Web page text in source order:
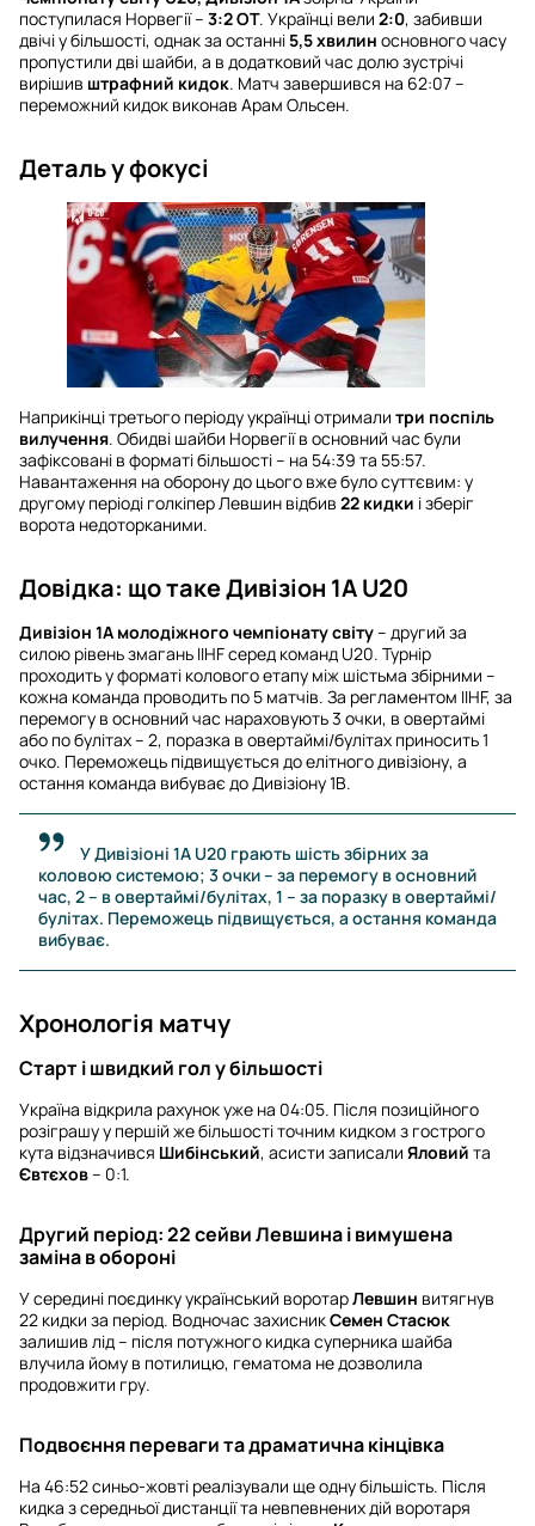
поступилася Норвегії – 3:2 ОТ. Українці вели 2:0, забивши
двічі у більшості, однак за останні 5,5 хвилин основного часу
пропустили дві шайби, а в додатковий час долю зустрічі
вирішив штрафний кидок. Матч завершився на 62:07 –
переможний кидок виконав Арам Ольсен.
Деталь у фокусі
Наприкінці третього періоду українці отримали три поспіль
вилучення. Обидві шайби Норвегії в основний час були
зафіксовані в форматі більшості – на 54:39 та 55:57.
Навантаження на оборону до цього вже було суттєвим: у
другому періоді голкіпер Левшин відбив 22 кидки і зберіг
ворота недоторканими.
Довідка: що таке Дивізіон 1А U20
Дивізіон 1А молодіжного чемпіонату світу– другий за
силою рівень змагань IIHF серед команд U20. Турнір
проходить у форматі колового етапу між шістьма збірними –
кожна команда проводить по 5 матчів. За регламентом IIHF, за
перемогу в основний час нараховують 3 очки, в овертаймі
або по булітах – 2, поразка в овертаймі/булітах приносить 1
очко. Переможець підвищується до елітного дивізіону, а
остання команда вибуває до Дивізіону 1B.
У Дивізіоні 1А U20 грають шість збірних за
коловою системою; 3 очки – за перемогу в основний
час, 2 – в овертаймі/булітах, 1 – за поразку в овертаймі/
булітах. Переможець підвищується, а остання команда
вибуває.
Хронологія матчу
Старт і швидкий гол у більшості
Україна відкрила рахунок уже на 04:05. Після позиційного
розіграшу у першій же більшості точним кидком з гострого
кута відзначився Шибінський, асисти записали Яловий та
Євтєхов– 0:1.
Другий період: 22 сейви Левшина і вимушена
заміна в обороні
У середині поєдинку український воротарЛевшин витягнув
22 кидки за період. Водночас захисникСемен Стасюк
залишив лід – після потужного кидка суперника шайба
влучила йому в потилицю, гематома не дозволила
продовжити гру.
Подвоєння переваги та драматична кінцівка
На 46:52 синьо-жовті реалізували ще одну більшість. Після
кидка з середньої дистанції та невпевнених дій воротаря